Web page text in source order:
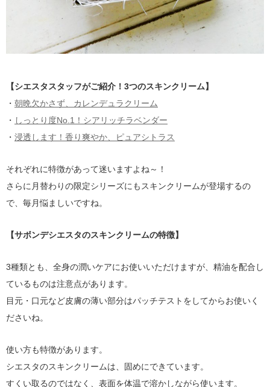
【シエスタスタッフがご紹介！3つのスキンクリーム】
・ 朝晩欠かさず、カレンデュラクリーム
・ しっとり度No.1！シアリッチラベンダー
・ 浸透します！香り爽やか、ピュアシトラス
それぞれに特徴があって迷いますよね～！
さらに月替わりの限定シリーズにもスキンクリームが登場するの
で、毎月悩ましいですね。
【サボンデシエスタのスキンクリームの特徴】
3種類とも、全身の潤いケアにお使いいただけますが、精油を配合し
ているものは注意点があります。
目元・口元など皮膚の薄い部分はパッチテストをしてからお使いく
ださいね。
使い方も特徴があります。
シエスタのスキンクリームは、固めにできています。
すくい取るのではなく、表面を体温で溶かしながら使います。